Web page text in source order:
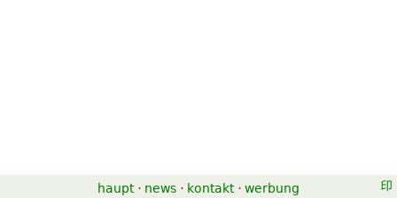
haupt · news · kontakt · werbung